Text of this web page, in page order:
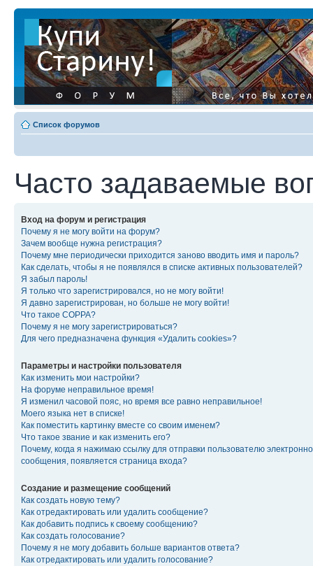
Список форумов
Часто задаваемые
Вход на форум и регистрация
Почему я не могу войти на форум?
Зачем вообще нужна регистрация?
Почему мне периодически приходится заново вводить имя и пароль?
Как сделать, чтобы я не появлялся в списке активных пользователей?
Я забыл пароль!
Я только что зарегистрировался, но не могу войти!
Я давно зарегистрирован, но больше не могу войти!
Что такое COPPA?
Почему я не могу зарегистрироваться?
Для чего предназначена функция «Удалить cookies»?
Параметры и настройки пользователя
Как изменить мои настройки?
На форуме неправильное время!
Я изменил часовой пояс, но время все равно неправильное!
Моего языка нет в списке!
Как поместить картинку вместе со своим именем?
Что такое звание и как изменить его?
Почему, когда я нажимаю ссылку для отправки пользователю
сообщения, появляется страница входа?
Создание и размещение сообщений
Как создать новую тему?
Как отредактировать или удалить сообщение?
Как добавить подпись к своему сообщению?
Как создать голосование?
Почему я не могу добавить больше вариантов ответа?
Как отредактировать или удалить голосование?